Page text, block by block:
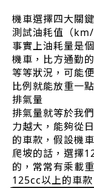
機車選擇四大關鍵
測試油耗值（km/l
事實上油耗量是
機車，比方通勤
等等狀況，可能
比例就能放重一點
排氣量
排氣量就等於我
力越大，能夠從
的車款，假設機
爬坡的話，選擇
的，常常有乘載
125cc以上的車款